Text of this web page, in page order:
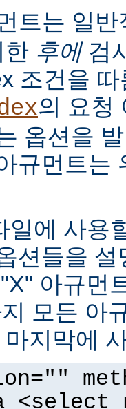
트는 일
한 후에검
조건을
의 요청
옵션을
규먼트는
일에 사용
션들을
아규먼
모든 아
지막에
<select